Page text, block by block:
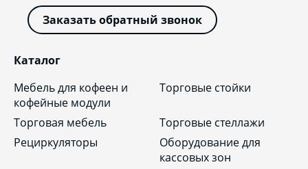
Каталог
Мебель для кофеен и
кофейные модули
Торговые стойки
Торговая мебель
Торговые стеллажи
Рециркуляторы
Оборудование для
кассовых зон
Заказать обратный звонок